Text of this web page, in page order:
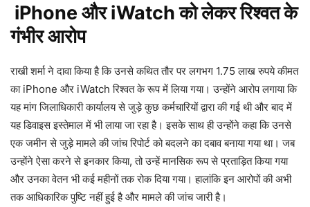
iPhone और iWatch को लेकर रिश्वत के
गंभीर आरोप
राखी शर्मा ने दावा किया है कि उनसे कथित तौर पर लगभग 1.75 लाख रुपये कीमत
का iPhone और iWatch रिश्वत के रूप में लिया गया। उन्होंने आरोप लगाया कि
यह मांग जिलाधिकारी कार्यालय से जुड़े कुछ कर्मचारियों द्वारा की गई थी और बाद में
यह डिवाइस इस्तेमाल में भी लाया जा रहा है। इसके साथ ही उन्होंने कहा कि उनसे
एक जमीन से जुड़े मामले की जांच रिपोर्ट को बदलने का दबाव बनाया गया था। जब
उन्होंने ऐसा करने से इनकार किया, तो उन्हें मानसिक रूप से प्रताड़ित किया गया
और उनका वेतन भी कई महीनों तक रोक दिया गया। हालांकि इन आरोपों की अभी
तक आधिकारिक पुष्टि नहीं हुई है और मामले की जांच जारी है।